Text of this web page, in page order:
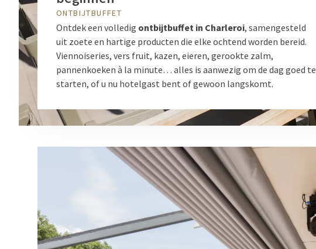
ONTBIJTBUFFET
Ontdek een volledig ontbijtbuffet in Charleroi, samengesteld
uit zoete en hartige producten die elke ochtend worden bereid.
Viennoiseries, vers fruit, kazen, eieren, gerookte zalm,
pannenkoeken à la minute… alles is aanwezig om de dag goed te
starten, of u nu hotelgast bent of gewoon langskomt.